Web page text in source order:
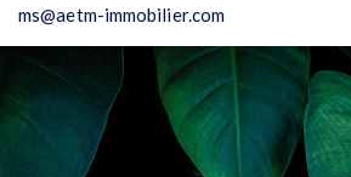
ms@aetm-immobilier.com